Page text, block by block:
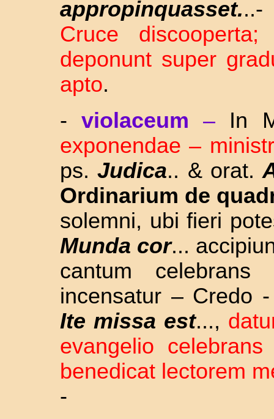
appropinquasset.
Cruce
deponunt super
apto.
-violaceum – In
exponendae –
ps.Judica.. & orat.
Ordinarium de
solemni, ubi fieri
Munda cor...
cantum
incensatur – Credo
Ite missa est...,
evangelio
benedicat lectorem
-